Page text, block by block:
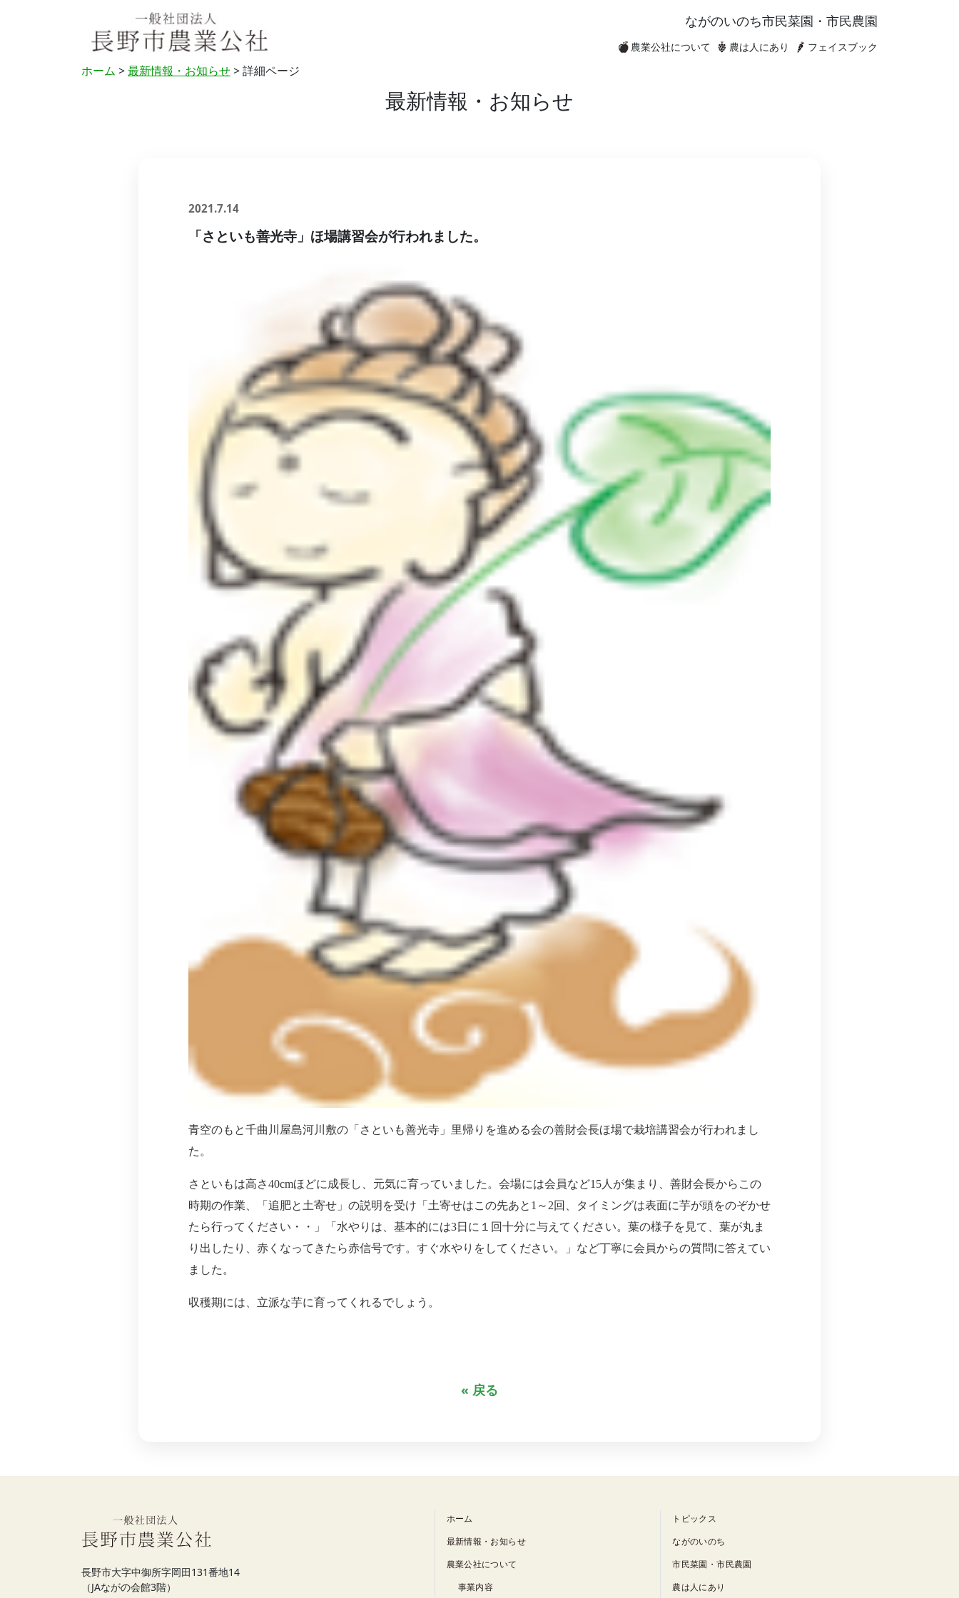
ながのいのち市民菜園・市民農園
農業公社について 農は人にあり フェイスブック
ホーム >最新情報・お知らせ> 詳細ページ
最新情報・お知らせ
2021.7.14
「さといも善光寺」ほ場講習会が行われました。
青空のもと千曲川屋島河川敷の「さといも善光寺」里帰りを進める会の善財会長ほ場で栽培講習会が行われまし
た。
さといもは高さ40cmほどに成長し、元気に育っていました。会場には会員など15人が集まり、善財会長からこの
時期の作業、「追肥と土寄せ」の説明を受け「土寄せはこの先あと1～2回、タイミングは表面に芋が頭をのぞかせ
たら行ってください・・」「水やりは、基本的には3日に１回十分に与えてください。葉の様子を見て、葉が丸ま
り出したり、赤くなってきたら赤信号です。すぐ水やりをしてください。」など丁寧に会員からの質問に答えてい
ました。
収穫期には、立派な芋に育ってくれるでしょう。
« 戻る
長野市大字中御所字岡田131番地14
（JAながの会館3階）
ホーム
最新情報・お知らせ
農業公社について
事業内容
トピックス
ながのいのち
市民菜園・市民農園
農は人にあり